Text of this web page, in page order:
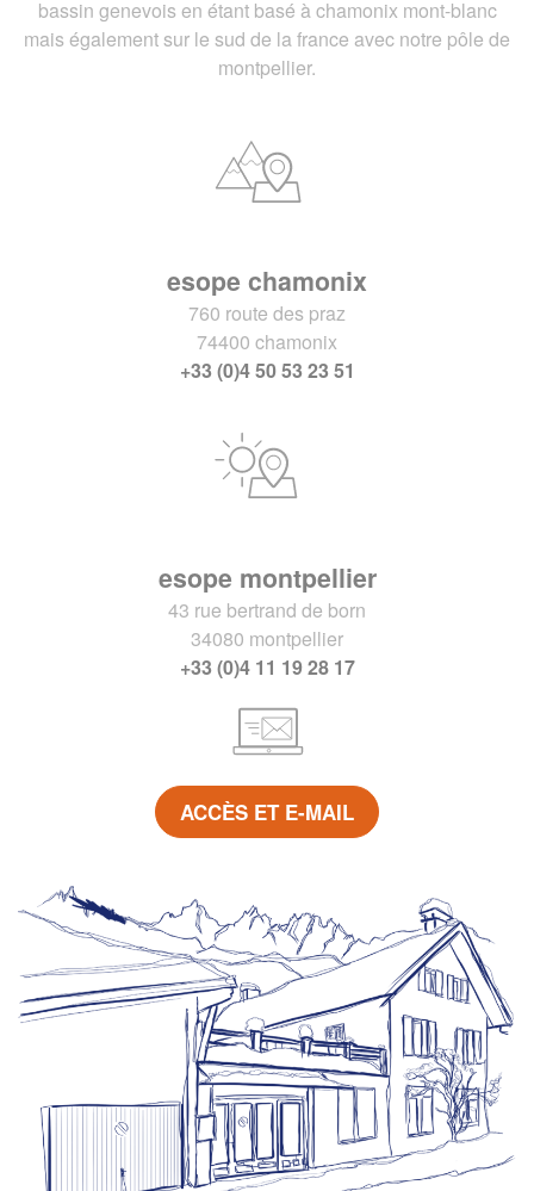
bassin genevois en étant basé à chamonix mont-blanc
mais également sur le sud de la france avec notre pôle de
montpellier.
esope chamonix
760 route des praz
74400 chamonix
+33 (0)4 50 53 23 51
esope montpellier
43 rue bertrand de born
34080 montpellier
+33 (0)4 11 19 28 17
ACCÈS ET E-MAIL